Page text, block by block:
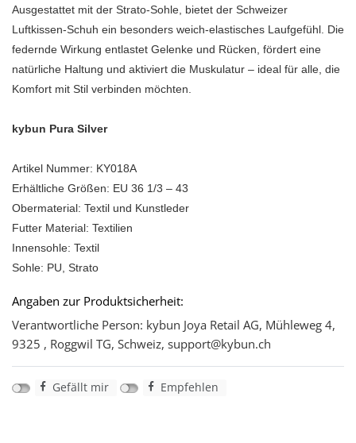
Ausgestattet mit der Strato-Sohle, bietet der Schweizer
Luftkissen-Schuh ein besonders weich-elastisches Laufgefühl. Die
federnde Wirkung entlastet Gelenke und Rücken, fördert eine
natürliche Haltung und aktiviert die Muskulatur – ideal für alle, die
Komfort mit Stil verbinden möchten.
kybun Pura Silver
Artikel Nummer: KY018A
Erhältliche Größen: EU 36 1/3 – 43
Obermaterial: Textil und Kunstleder
Futter Material: Textilien
Innensohle: Textil
Sohle: PU, Strato
Angaben zur Produktsicherheit:
Verantwortliche Person: kybun Joya Retail AG, Mühleweg 4,
9325 , Roggwil TG, Schweiz, support@kybun.ch
Gefällt mir Empfehlen